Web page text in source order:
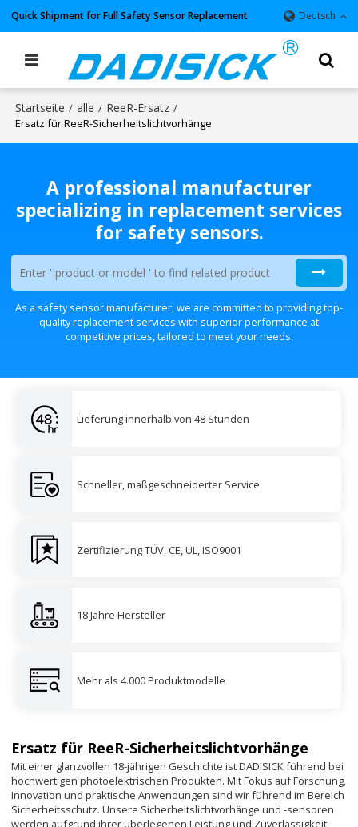
Quick Shipment for Full Safety Sensor Replacement Deutsch
Startseite / alle / ReeR-Ersatz /
Ersatz für ReeR-Sicherheitslichtvorhänge
A professional manufacturer
specializing in replacement services
for safety sensors.
As a safety sensor manufacturer, we are committed to providing top-
quality replacement services with superior performance at
competitive prices, tailored to meet your needs.
Lieferung innerhalb von 48 Stunden
Schneller, maßgeschneiderter Service
Zertifizierung TÜV, CE, UL, ISO9001
18 Jahre Hersteller
Mehr als 4.000 Produktmodelle
Ersatz für ReeR-Sicherheitslichtvorhänge
Mit einer glanzvollen 18-jährigen Geschichte ist DADISICK führend bei
hochwertigen photoelektrischen Produkten. Mit Fokus auf Forschung,
Innovation und praktische Anwendungen sind wir führend im Bereich
Sicherheitsschutz. Unsere Sicherheitslichtvorhänge und -sensoren
werden aufgrund ihrer überlegenen Leistung und Zuverlässigkeit